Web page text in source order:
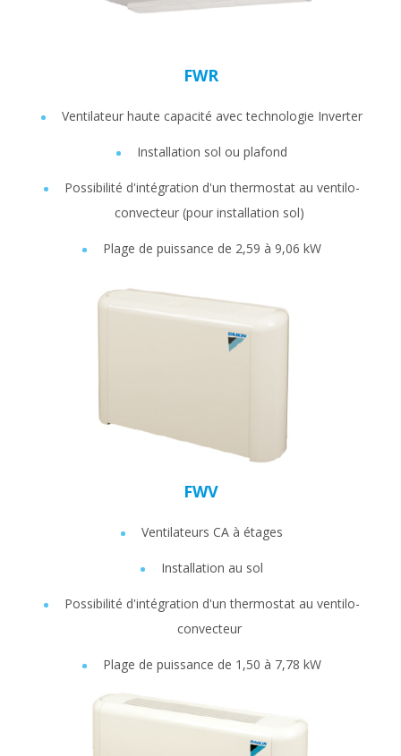
FWR
Ventilateur haute capacité avec technologie Inverter
Installation sol ou plafond
Possibilité d'intégration d'un thermostat au ventilo-
convecteur (pour installation sol)
Plage de puissance de 2,59 à 9,06 kW
FWV
Ventilateurs CA à étages
Installation au sol
Possibilité d'intégration d'un thermostat au ventilo-
convecteur
Plage de puissance de 1,50 à 7,78 kW